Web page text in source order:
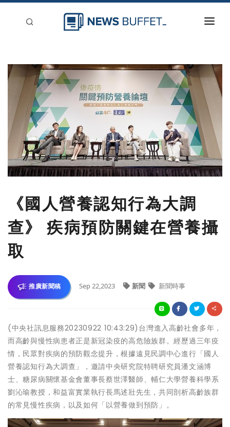
新聞稿分類
登入
刊登
《國人營養認知行為大調
查》 疾病預防關鍵在營養攝
取
推廣新聞稿 Sep 22,2023 新聞 新聞時事
(中央社訊息服務20230922 10:43:29)台灣進入高齡社會多年，
而高齡與慢性病患者正是新冠染疫的高危險族群。經歷過三年疫
情，民眾對疾病的預防觀念提升，根據遠見民調中心進行「國人
營養認知行為大調查」，邀請中央研究院特聘研究員潘文涵博
士、糖尿病關懷基金會董事長蔡世澤醫師、輔仁大學營養科學系
劉沁瑜教授，和益富實業執行長馬述壯先生，共同剖析高齡族群
的常見慢性疾病，以及如何「以營養做到預防」。